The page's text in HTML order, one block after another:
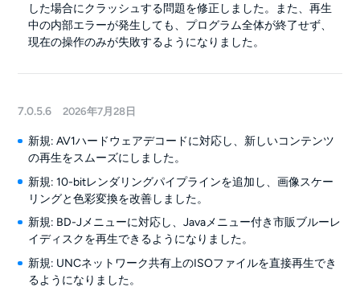
した場合にクラッシュする問題を修正しました。また、再生
中の内部エラーが発生しても、プログラム全体が終了せず、
現在の操作のみが失敗するようになりました。
7.0.5.6 2026年7月28日
新規: AV1ハードウェアデコードに対応し、新しいコンテンツ
の再生をスムーズにしました。
新規: 10-bitレンダリングパイプラインを追加し、画像スケー
リングと色彩変換を改善しました。
新規: BD-Jメニューに対応し、Javaメニュー付き市販ブルーレ
イディスクを再生できるようになりました。
新規: UNCネットワーク共有上のISOファイルを直接再生でき
るようになりました。